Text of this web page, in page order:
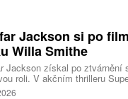
Jackson si po
Willa Smithe
Jackson získal po ztvárnění
roli. V akčním thrilleru
a AnnaSophií Robb.